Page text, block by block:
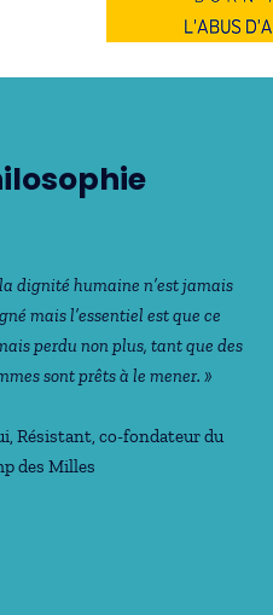
dignité humaine n’est jamais
mais l’essentiel est que ce
perdu non plus, tant que des
sont prêts à le mener. »
, Résistant, co-fondateur du
des Milles